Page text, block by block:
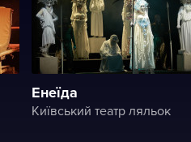
Енеїда
Київський театр ляльок